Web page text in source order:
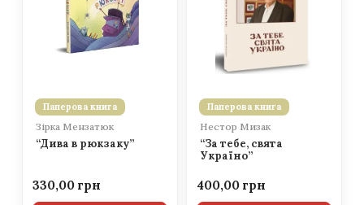
Паперова книга
Зірка Мензатюк
“Дива в рюкзаку”
330,00
Паперова книга
Нестор Мизак
“За тебе, свята
Україно”
400,00